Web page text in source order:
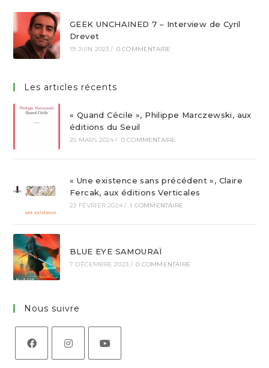
GEEK UNCHAINED 7 – Interview de Cyril
Drevet
19 JUIN 2023 / 0 COMMENTAIRE
Les articles récents
« Quand Cécile », Philippe Marczewski, aux
éditions du Seuil
25 MARS 2024 / 0 COMMENTAIRE
« Une existence sans précédent », Claire
Fercak, aux éditions Verticales
23 FÉVRIER 2024 / 1 COMMENTAIRE
BLUE EYE SAMOURAÏ
7 DÉCEMBRE 2023 / 0 COMMENTAIRE
Nous suivre